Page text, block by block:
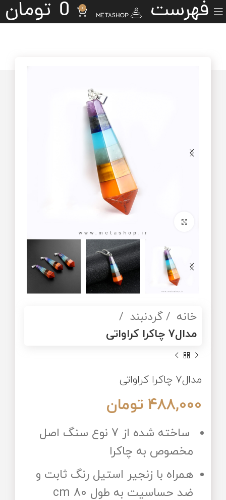
فهرست 0
0 تومان
خانه
گردنبند
مدال7 چاکرا کراواتی
مدال7 چاکرا کراواتی
488,000 تومان
ساخته شده از 7 نوع سنگ اصل
مخصوص به چاکرا
همراه با زنجیر استیل رنگ ثابت و
ضد حساسیت به طول 80 cm